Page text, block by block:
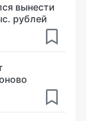
вынести
рублей